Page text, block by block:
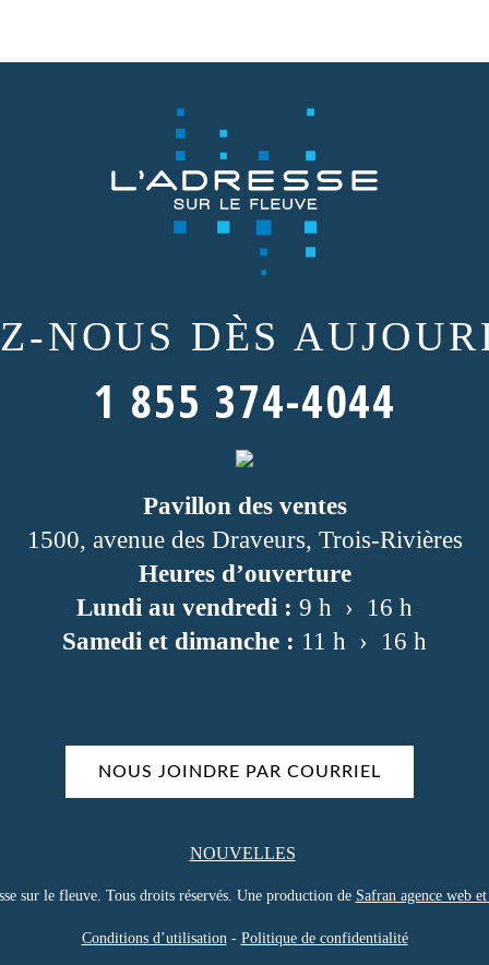
NOUS DÈS
1 855 374-4044
Pavillon des ventes
1500, avenue des Draveurs, Trois-Rivières
Heures d’ouverture
Lundi au vendredi : 9 h › 16 h
Samedi et dimanche : 11 h › 16 h
NOUS JOINDRE PAR COURRIEL
NOUVELLES
sur le fleuve. Tous droits réservés. Une production de Safran agence web
Conditions d’utilisation- Politique de confidentialité